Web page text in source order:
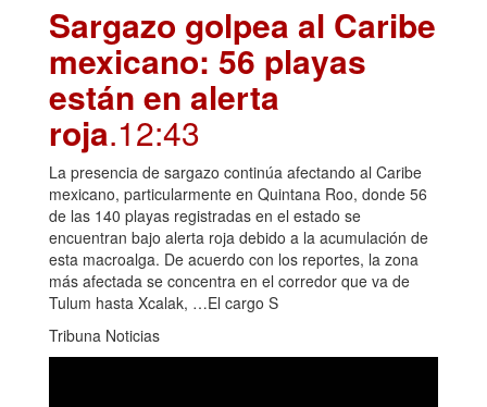
Sargazo golpea al Caribe
mexicano: 56 playas
están en alerta
roja.12:43
La presencia de sargazo continúa afectando al Caribe
mexicano, particularmente en Quintana Roo, donde 56
de las 140 playas registradas en el estado se
encuentran bajo alerta roja debido a la acumulación de
esta macroalga. De acuerdo con los reportes, la zona
más afectada se concentra en el corredor que va de
Tulum hasta Xcalak, …El cargo S
Tribuna Noticias